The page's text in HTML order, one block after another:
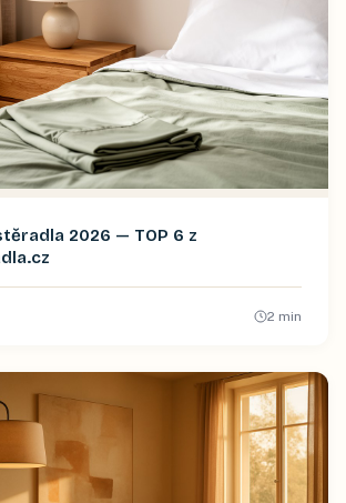
2026 — TOP 6 z
2 min